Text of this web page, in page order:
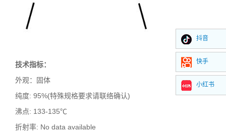
技术指标：
外观：固体
纯度: 95%(特殊规格要求请联络确认)
沸点: 133-135℃
折射率: No data available
抖音
快手
小红书